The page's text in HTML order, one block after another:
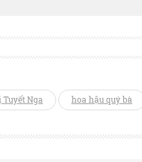
Nga hoa hậu quý bà